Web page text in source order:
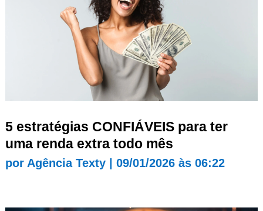
5 estratégias CONFIÁVEIS para ter
uma renda extra todo mês
por Agência Texty| 09/01/2026 às 06:22